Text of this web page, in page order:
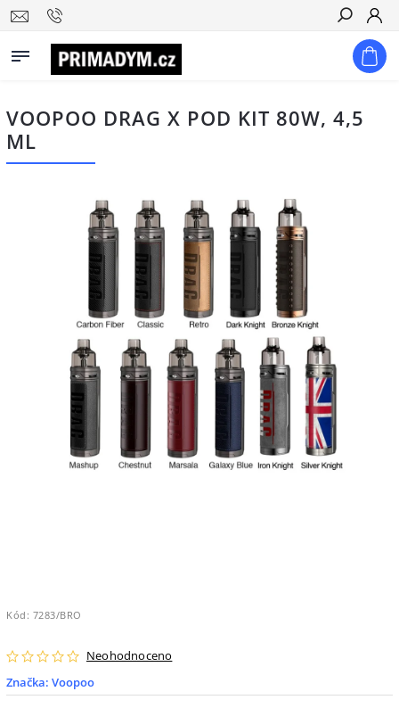
Hledat
VOOPOO DRAG X POD KIT 80W, 4,5
ML
Kód: 7283/BRO
Neohodnoceno
Značka: Voopoo